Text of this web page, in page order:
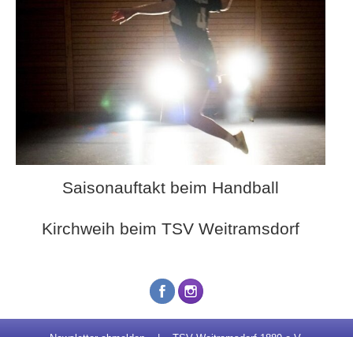
Saisonauftakt beim Handball
Kirchweih beim TSV Weitramsdorf